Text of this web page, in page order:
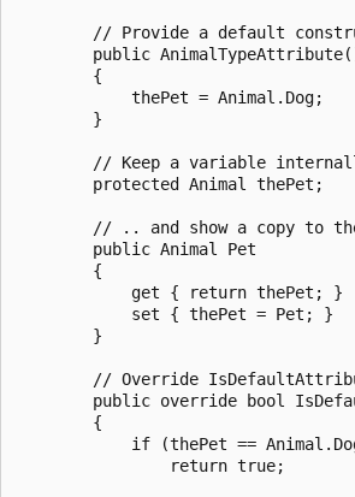
// Provide a default
public
        {
            thePet = Animal.Dog;
        }
// Keep a variable
        protected Animal thePet;
// .. and show a copy to
        public Animal Pet
        {
            get { return thePet; }
            set { thePet = Pet; }
        }
// Override
public override bool
        {
if (thePet ==
                return true;